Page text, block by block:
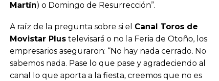
Martín) o Domingo de Resurrección”.
A raíz de la pregunta sobre si el Canal Toros de
Movistar Plus televisará o no la Feria de Otoño, los
empresarios aseguraron: “No hay nada cerrado. No
sabemos nada. Pase lo que pase y agradeciendo al
canal lo que aporta a la fiesta, creemos que no es